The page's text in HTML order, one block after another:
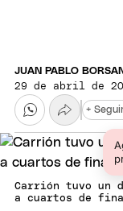
JUAN PABLO BORSANI
29 de abril de
+
Carrión tuvo un
a cuartos de